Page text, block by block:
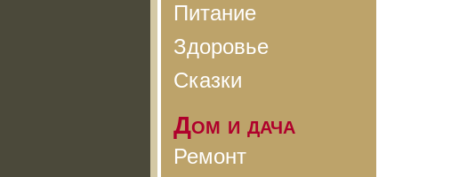
Питание
Здоровье
Сказки
Дом и дача
Ремонт